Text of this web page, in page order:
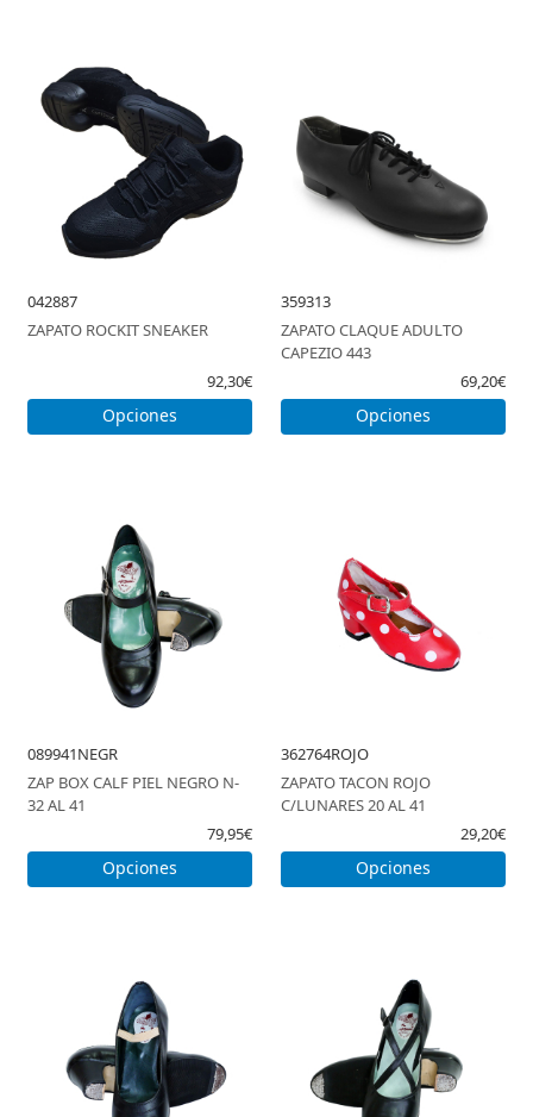
042887
ZAPATO ROCKIT SNEAKER
92,30€
Opciones
359313
ZAPATO CLAQUE ADULTO
CAPEZIO 443
69,20€
Opciones
089941NEGR
ZAP BOX CALF PIEL NEGRO N-
32 AL 41
79,95€
Opciones
362764ROJO
ZAPATO TACON ROJO
C/LUNARES 20 AL 41
29,20€
Opciones